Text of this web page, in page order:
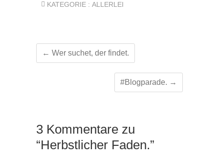
KATEGORIE : ALLERLEI
← Wer suchet, der findet.
#Blogparade. →
3 Kommentare zu
“Herbstlicher Faden.”